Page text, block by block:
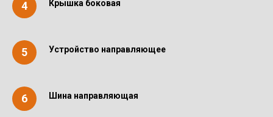
Крышка боковая
Устройство направляющее
Шина направляющая